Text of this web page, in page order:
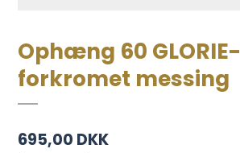
Ophæng 60 GLORIE-
forkromet messing
695,00 DKK